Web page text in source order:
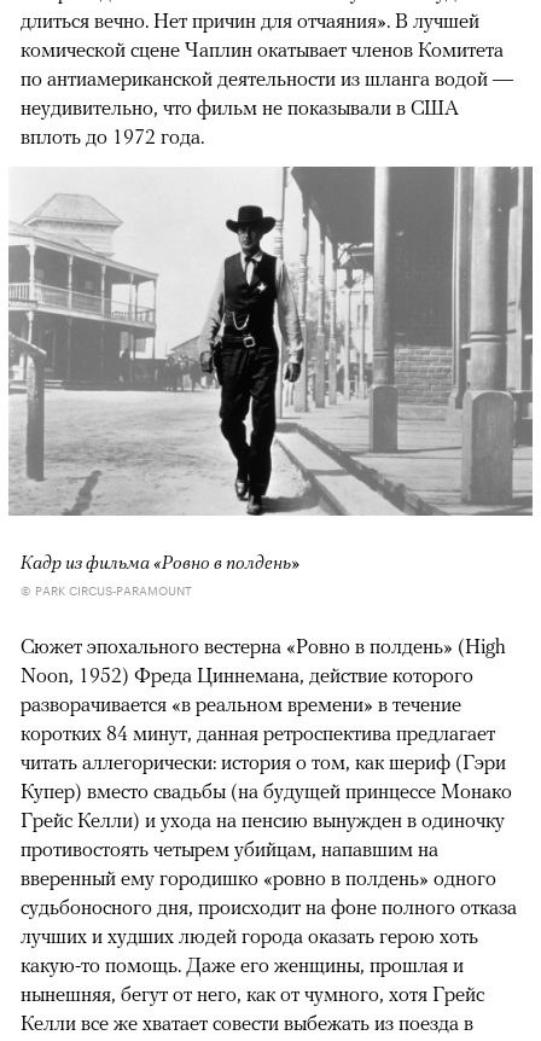
длиться вечно. Нет причин для отчаяния». В лучшей
комической сцене Чаплин окатывает членов Комитета
по антиамериканской деятельности из шланга водой —
неудивительно, что фильм не показывали в США
вплоть до 1972 года.
Кадр из фильма «Ровно в полдень»
© PARK CIRCUS-PARAMOUNT
Сюжет эпохального вестерна «Ровно в полдень» (High
Noon, 1952) Фреда Циннемана, действие которого
разворачивается «в реальном времени» в течение
коротких 84 минут, данная ретроспектива предлагает
читать аллегорически: история о том, как шериф (Гэри
Купер) вместо свадьбы (на будущей принцессе Монако
Грейс Келли) и ухода на пенсию вынужден в одиночку
противостоять четырем убийцам, напавшим на
вверенный ему городишко «ровно в полдень» одного
судьбоносного дня, происходит на фоне полного отказа
лучших и худших людей города оказать герою хоть
какую-то помощь. Даже его женщины, прошлая и
нынешняя, бегут от него, как от чумного, хотя Грейс
Келли все же хватает совести выбежать из поезда в